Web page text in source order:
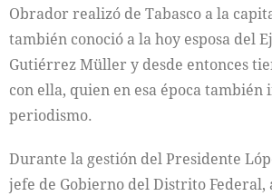
Obrador realizó de Tabasco a la
también conoció a la hoy esposa del
Gutiérrez Müller y desde entonces
con ella, quien en esa época también
periodismo.
Durante la gestión del Presidente
jefe de Gobierno del Distrito Federal,